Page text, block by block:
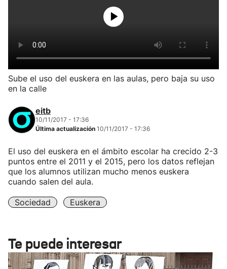
Sube el uso del euskera en las aulas, pero baja su uso
en la calle
eitb
10/11/2017 - 17:36
Última actualización 10/11/2017 - 17:36
El uso del euskera en el ámbito escolar ha crecido 2-3
puntos entre el 2011 y el 2015, pero los datos reflejan
que los alumnos utilizan mucho menos euskera
cuando salen del aula.
Sociedad Euskera
Te puede interesar